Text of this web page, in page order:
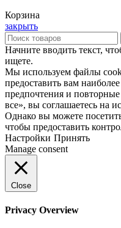
Корзина
закрыть
Начните вводить текст,
ищете.
Мы используем файлы
предоставить вам
предпочтения и
все», вы соглашаетесь на
Однако вы можете
чтобы предоставить
Настройки Принять
Manage consent
Close
Privacy Overview